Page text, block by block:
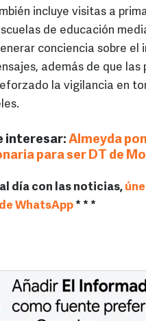
incluye visitas a
de educación
conciencia sobre el
además de que las
la vigilancia en
interesar: Almeyda
para ser DT de
día con las noticias,
WhatsApp* * *